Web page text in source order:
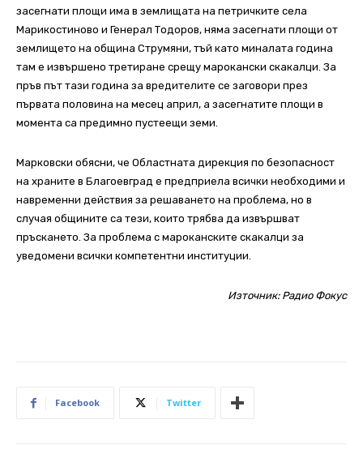
засегнати площи има в землищата на петричките села
Марикостиново и Генерал Тодоров, няма засегнати площи от
землището на община Струмяни, тъй като миналата година
там е извършено третиране срещу марокански скакалци. За
пръв път тази година за вредителите се заговори през
първата половина на месец април, а засегнатите площи в
момента са предимно пустеещи земи.
Марковски обясни, че Областната дирекция по безопасност
на храните в Благоевград е предприела всички необходими и
навременни действия за решаването на проблема, но в
случая общините са тези, които трябва да извършват
пръскането. За проблема с мароканските скакалци за
уведомени всички компетентни институции.
Източник: Радио Фокус
Facebook Twitter